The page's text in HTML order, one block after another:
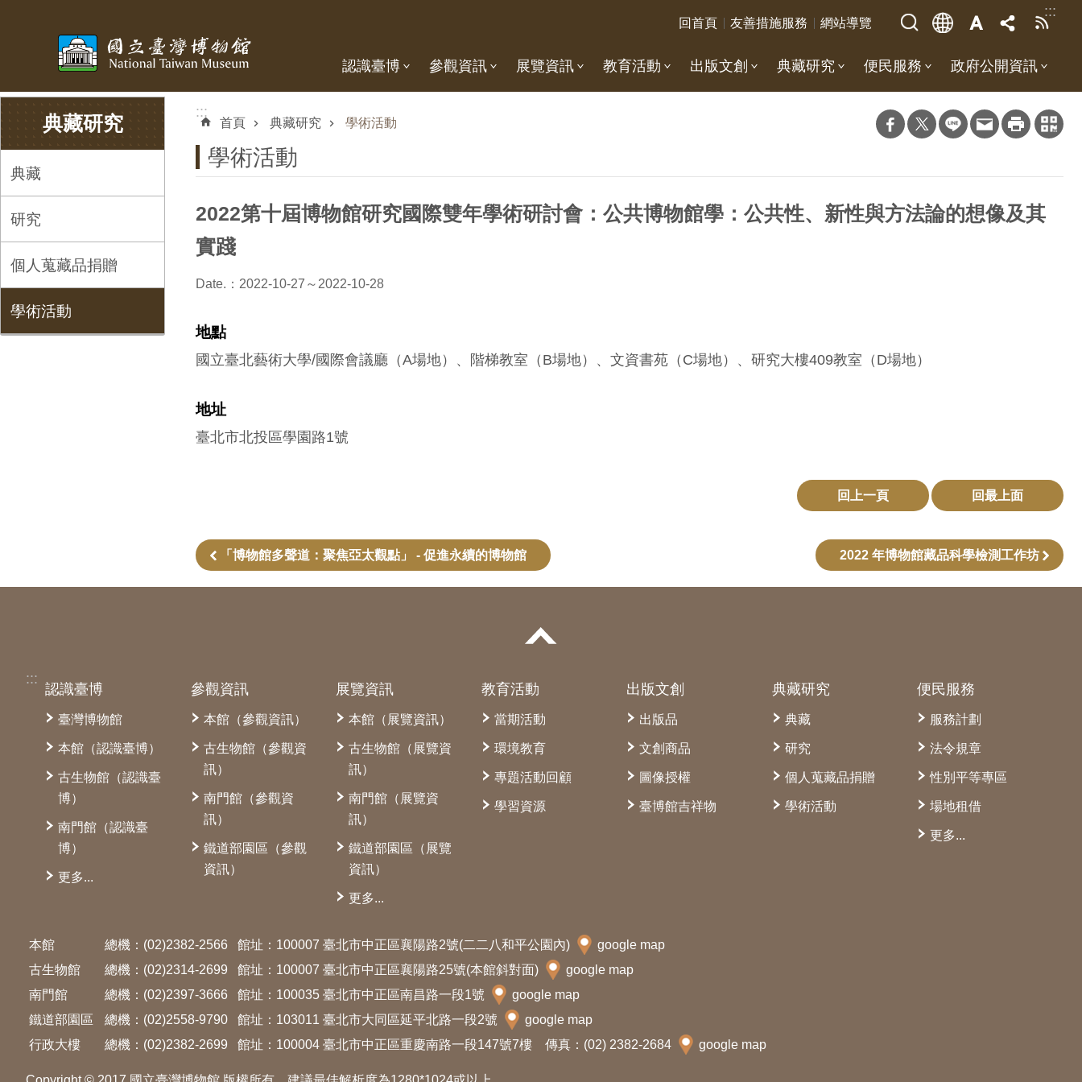
:::
回首頁 友善措施服務 網站導覽
認識臺博 參觀資訊 展覽資訊 教育活動 出版文創 典藏研究 便民服務 政府公開資訊
典藏研究
典藏
研究
個人蒐藏品捐贈
學術活動
:::
首頁 典藏研究 學術活動
學術活動
2022第十屆博物館研究國際雙年學術研討會：公共博物館學：公共性、新性與方法論的想像及其
實踐
Date.：2022-10-27～2022-10-28
地點
國立臺北藝術大學/國際會議廳（A場地）、階梯教室（B場地）、文資書苑（C場地）、研究大樓409教室（D場地）
地址
臺北市北投區學園路1號
回上一頁 回最上面
「博物館多聲道：聚焦亞太觀點」 - 促進永續的博物館 2022 年博物館藏品科學檢測工作坊
:::
認識臺博
臺灣博物館
本館（認識臺博）
古生物館（認識臺
博）
南門館（認識臺
博）
更多...
參觀資訊
本館（參觀資訊）
古生物館（參觀資
訊）
南門館（參觀資
訊）
鐵道部園區（參觀
資訊）
展覽資訊
本館（展覽資訊）
古生物館（展覽資
訊）
南門館（展覽資
訊）
鐵道部園區（展覽
資訊）
更多...
教育活動
當期活動
環境教育
專題活動回顧
學習資源
出版文創
出版品
文創商品
圖像授權
臺博館吉祥物
典藏研究
典藏
研究
個人蒐藏品捐贈
學術活動
便民服務
服務計劃
法令規章
性別平等專區
場地租借
更多...
本館 總機：(02)2382-2566 館址：100007 臺北市中正區襄陽路2號(二二八和平公園內)
google map
古生物館
總機：(02)2314-2699 館址：100007 臺北市中正區襄陽路25號(本館斜對面)
google map
南門館
總機：(02)2397-3666 館址：100035 臺北市中正區南昌路一段1號
google map
鐵道部園區
總機：(02)2558-9790 館址：103011 臺北市大同區延平北路一段2號
google map
行政大樓
總機：(02)2382-2699 館址：100004 臺北市中正區重慶南路一段147號7樓 傳真：(02) 2382-2684 google map